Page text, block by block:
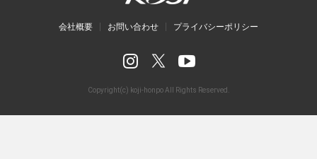
会社概要 お問い合わせ プライバシーポリシー
Copyright(c) koji-honpo All Rights Reserved.